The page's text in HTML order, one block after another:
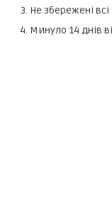
Не збережені
Минуло 14 днів